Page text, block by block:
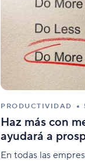
esto, puedes
general, la salud
PRODUCTIVIDAD
Haz más con
ayudará a
En todas las